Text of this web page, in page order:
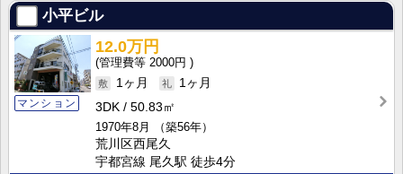
小平ビル
マンション
12.0万円
2000円
1ヶ月
1ヶ月
3DK
50.83㎡
1970年8月
（築56年）
荒川区西尾久
宇都宮線 尾久駅 徒歩4分